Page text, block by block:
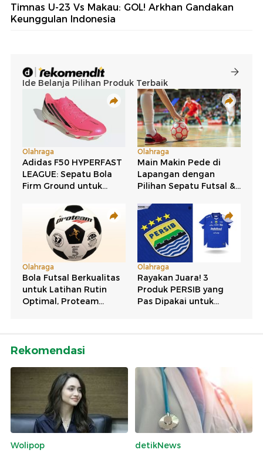
Timnas U-23 Vs Makau: GOL! Arkhan Gandakan
Keunggulan Indonesia
Rekomendasi
Wolipop
detikNews